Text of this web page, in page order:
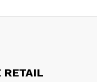
RETAIL